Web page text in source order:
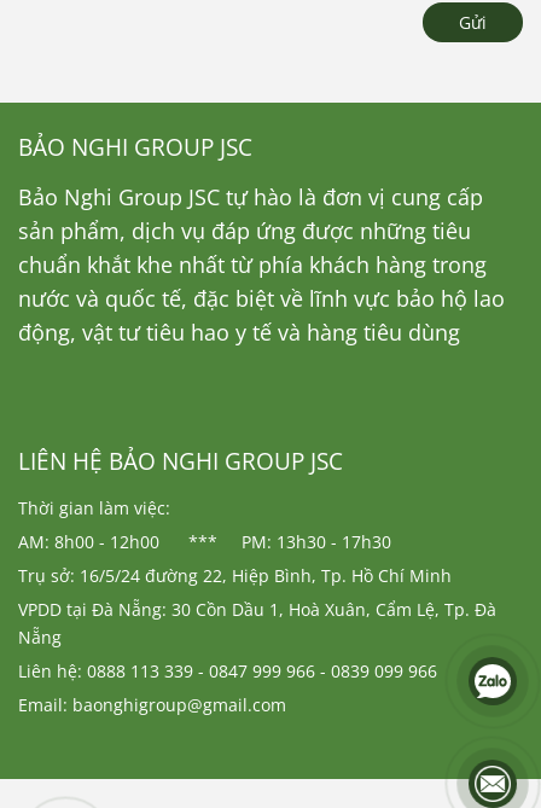
Gửi
BẢO NGHI GROUP JSC
Bảo Nghi Group JSC tự hào là đơn vị cung cấp
sản phẩm, dịch vụ đáp ứng được những tiêu
chuẩn khắt khe nhất từ phía khách hàng trong
nước và quốc tế, đặc biệt về lĩnh vực bảo hộ lao
động, vật tư tiêu hao y tế và hàng tiêu dùng
LIÊN HỆ BẢO NGHI GROUP JSC
Thời gian làm việc:
AM: 8h00 - 12h00 *** PM: 13h30 - 17h30
Trụ sở: 16/5/24 đường 22, Hiệp Bình, Tp. Hồ Chí Minh
VPDD tại Đà Nẵng: 30 Cồn Dầu 1, Hoà Xuân, Cẩm Lệ, Tp. Đà
Nẵng
Liên hệ: 0888 113 339 - 0847 999 966 - 0839 099 966
Email: baonghigroup@gmail.com